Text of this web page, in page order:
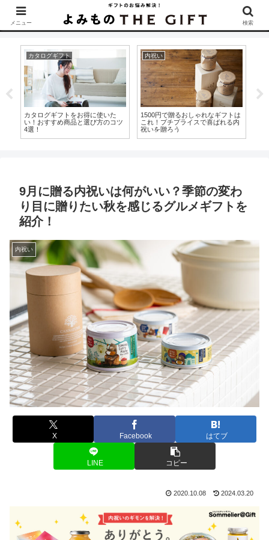
▶︎カタログギフトを探すなら『ソムリエ＠ギフト』をCheck！
内祝い
初節句はいつお祝いする？お返し
の必要性と両親や祖父母への内祝
いの渡し方
ギフト・贈り物
初盆を迎えたらどうすればいい？
訪問できない時のお供えの渡し方
9月に贈る内祝いは何がいい？季節の変わ
り目に贈りたい秋を感じるグルメギフトを
紹介！
内祝い
X Facebook はてブ
LINE コピー
2020.10.08 2024.03.20
メニュー 検索